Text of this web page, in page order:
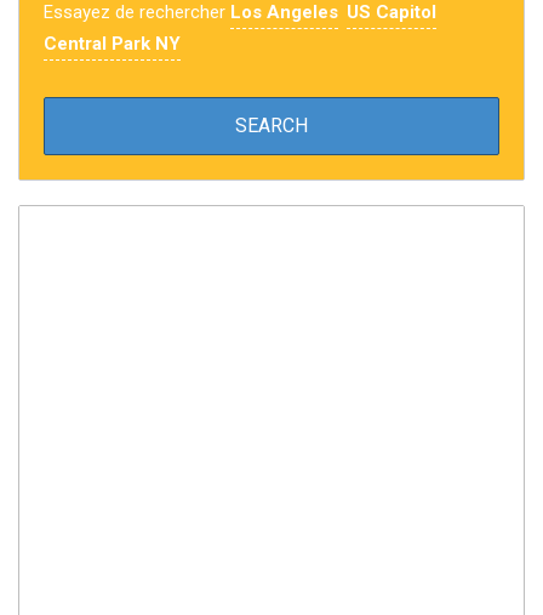
Essayez de rechercher Los Angeles US Capitol
Central Park NY